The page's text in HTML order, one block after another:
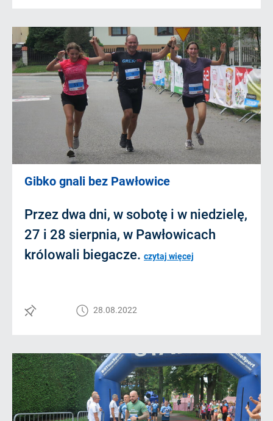
Gibko gnali bez Pawłowice
Przez dwa dni, w sobotę i w niedzielę,
27 i 28 sierpnia, w Pawłowicach
królowali biegacze. czytaj więcej
28.08.2022